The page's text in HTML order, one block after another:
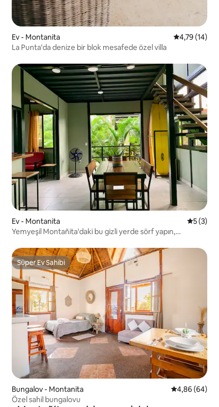
Ev - Montanita 5 üzerinden
4,79 (14)
La Punta'da denize bir blok mesafede özel villa
Ev - Montanita 55 (3)
Yemyeşil Montañita'daki bu gizli yerde sörf yapın,
Süper Ev Sahibi
Süper Ev Sahibi
Bungalov - Montanita 5 üzerinden
4,86 (64)
Özel sahil bungalovu